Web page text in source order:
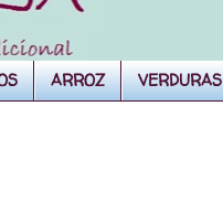
ARROZ VERDURAS